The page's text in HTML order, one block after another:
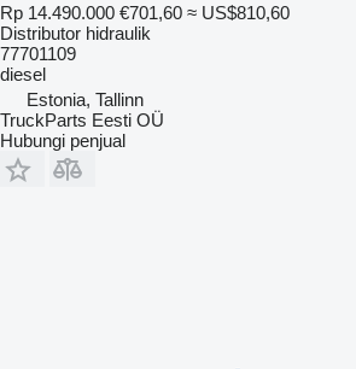
Rp 14.490.000 €701,60 ≈ US$810,60
Distributor hidraulik
77701109
diesel
Estonia, Tallinn
TruckParts Eesti OÜ
Hubungi penjual